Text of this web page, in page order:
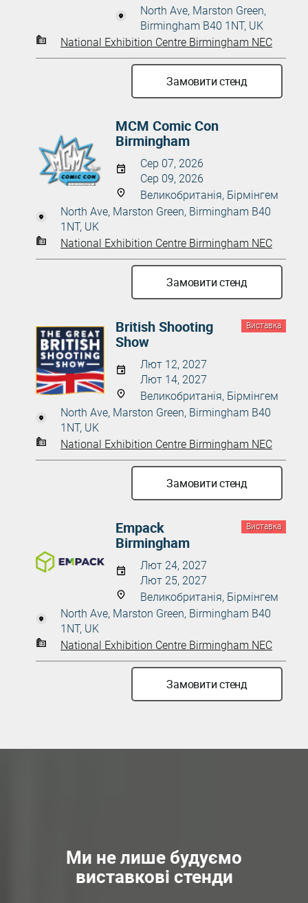
North Ave, Marston Green,
Birmingham B40 1NT, UK
National Exhibition Centre Birmingham NEC
Замовити стенд
MCM Comic Con
Birmingham
Сер 07, 2026
Сер 09, 2026
Великобританія, Бірмінгем
North Ave, Marston Green, Birmingham B40
1NT, UK
National Exhibition Centre Birmingham NEC
Замовити стенд
Виставка
British Shooting
Show
Лют 12, 2027
Лют 14, 2027
Великобританія, Бірмінгем
North Ave, Marston Green, Birmingham B40
1NT, UK
National Exhibition Centre Birmingham NEC
Замовити стенд
Виставка
Empack
Birmingham
Лют 24, 2027
Лют 25, 2027
Великобританія, Бірмінгем
North Ave, Marston Green, Birmingham B40
1NT, UK
National Exhibition Centre Birmingham NEC
Замовити стенд
Ми не лише будуємо
виставкові стенди